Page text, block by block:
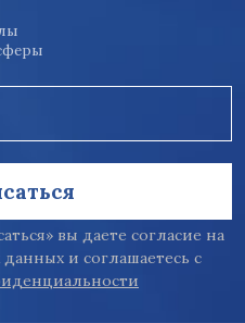
вы даете согласие на
и соглашаетесь с